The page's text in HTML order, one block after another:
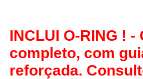
INCLUI O-RING !
completo, com
reforçada.